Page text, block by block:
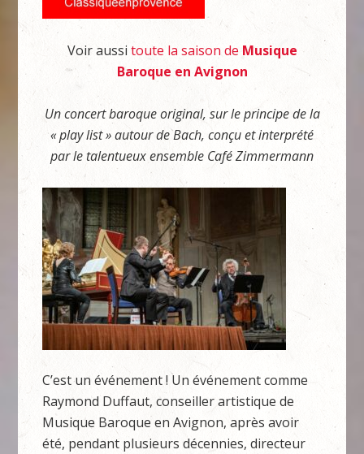
Voir aussi toute la saison de Musique
Baroque en Avignon
Un concert baroque original, sur le principe de la
« play list » autour de Bach, conçu et interprété
par le talentueux ensemble Café Zimmermann
C’est un événement ! Un événement comme
Raymond Duffaut, conseiller artistique de
Musique Baroque en Avignon, après avoir
été, pendant plusieurs décennies, directeur